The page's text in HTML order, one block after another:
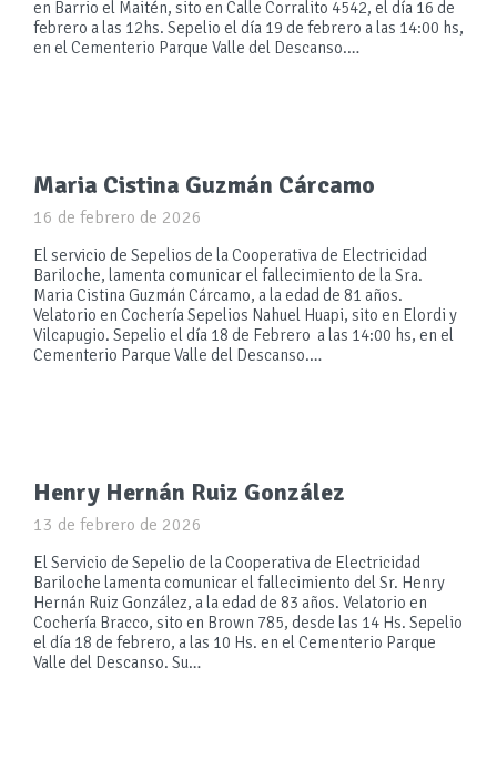
en Barrio el Maitén, sito en Calle Corralito 4542, el día 16 de
febrero a las 12hs. Sepelio el día 19 de febrero a las 14:00 hs,
en el Cementerio Parque Valle del Descanso.…
Maria Cistina Guzmán Cárcamo
16 de febrero de 2026
El servicio de Sepelios de la Cooperativa de Electricidad
Bariloche, lamenta comunicar el fallecimiento de la Sra.
Maria Cistina Guzmán Cárcamo, a la edad de 81 años.
Velatorio en Cochería Sepelios Nahuel Huapi, sito en Elordi y
Vilcapugio. Sepelio el día 18 de Febrero a las 14:00 hs, en el
Cementerio Parque Valle del Descanso.…
Henry Hernán Ruiz González
13 de febrero de 2026
El Servicio de Sepelio de la Cooperativa de Electricidad
Bariloche lamenta comunicar el fallecimiento del Sr. Henry
Hernán Ruiz González, a la edad de 83 años. Velatorio en
Cochería Bracco, sito en Brown 785, desde las 14 Hs. Sepelio
el día 18 de febrero, a las 10 Hs. en el Cementerio Parque
Valle del Descanso. Su…